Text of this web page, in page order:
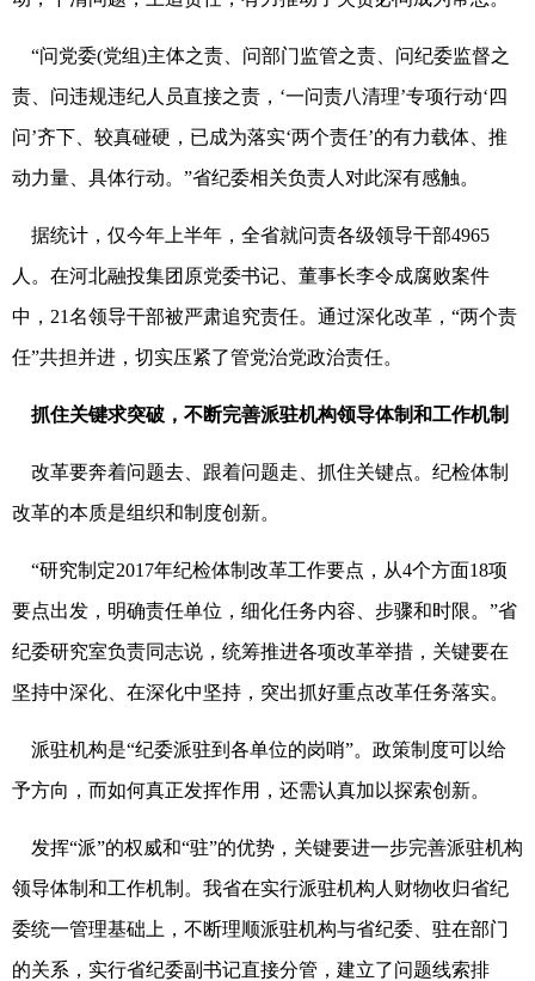
“问党委(党组)主体之责、问部门监管之责、问纪委监督之
责、问违规违纪人员直接之责，‘一问责八清理’专项行动‘四
问’齐下、较真碰硬，已成为落实‘两个责任’的有力载体、推
动力量、具体行动。”省纪委相关负责人对此深有感触。
据统计，仅今年上半年，全省就问责各级领导干部4965
人。在河北融投集团原党委书记、董事长李令成腐败案件
中，21名领导干部被严肃追究责任。通过深化改革，“两个责
任”共担并进，切实压紧了管党治党政治责任。
抓住关键求突破，不断完善派驻机构领导体制和工作机制
改革要奔着问题去、跟着问题走、抓住关键点。纪检体制
改革的本质是组织和制度创新。
“研究制定2017年纪检体制改革工作要点，从4个方面18项
要点出发，明确责任单位，细化任务内容、步骤和时限。”省
纪委研究室负责同志说，统筹推进各项改革举措，关键要在
坚持中深化、在深化中坚持，突出抓好重点改革任务落实。
派驻机构是“纪委派驻到各单位的岗哨”。政策制度可以给
予方向，而如何真正发挥作用，还需认真加以探索创新。
发挥“派”的权威和“驻”的优势，关键要进一步完善派驻机构
领导体制和工作机制。我省在实行派驻机构人财物收归省纪
委统一管理基础上，不断理顺派驻机构与省纪委、驻在部门
的关系，实行省纪委副书记直接分管，建立了问题线索排